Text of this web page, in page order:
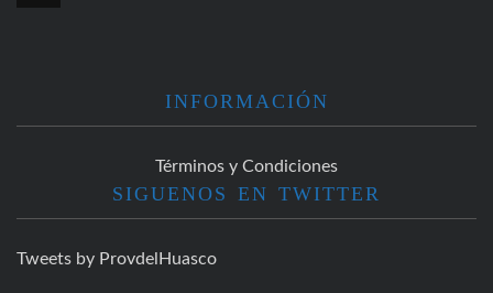
INFORMACIÓN
Términos y Condiciones
SIGUENOS EN TWITTER
Tweets by ProvdelHuasco